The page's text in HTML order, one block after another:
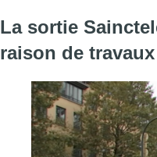
La sortie
raison de